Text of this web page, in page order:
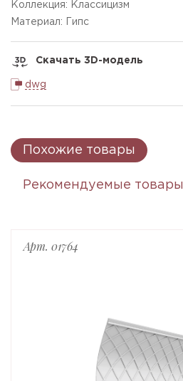
Коллекция: Классицизм
Материал: Гипс
Скачать 3D-модель
dwg
Похожие товары
Рекомендуемые товары
Арт. 01764